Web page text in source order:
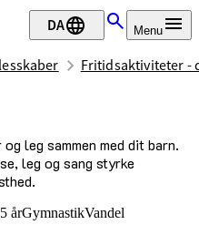
DA Menu
Fritidsaktiviteter -
leg sammen med dit barn.
leg og sang styrke
årGymnastikVandel